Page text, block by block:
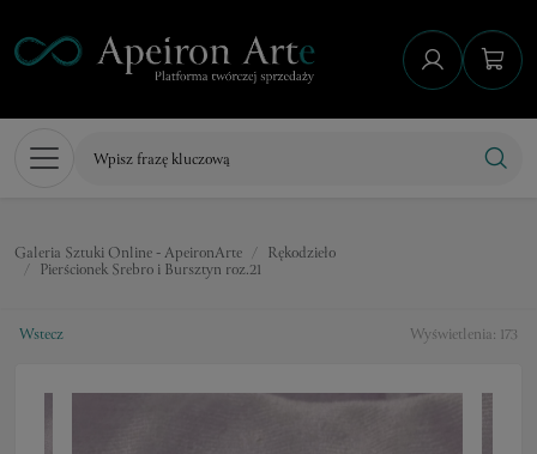
Galeria Sztuki Online - ApeironArte Rękodzieło
Pierścionek Srebro i Bursztyn roz.21
Wyświetlenia: 173
Wstecz